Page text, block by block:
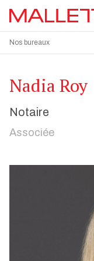
Nos bureaux
Nadia Roy
Notaire
Associée